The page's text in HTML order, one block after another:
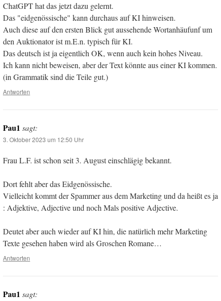
ChatGPT hat das jetzt dazu gelernt.
Das "eidgenössische" kann durchaus auf KI hinweisen.
Auch diese auf den ersten Blick gut aussehende Wortanhäufunf um
den Auktionator ist m.E.n. typisch für KI.
Das deutsch ist ja eigentlich OK, wenn auch kein hohes Niveau.
Ich kann nicht beweisen, aber der Text könnte aus einer KI kommen.
(in Grammatik sind die Teile gut.)
Antworten
Pau1 sagt:
3. Oktober 2023 um 12:50 Uhr
Frau L.F. ist schon seit 3. August einschlägig bekannt.
Dort fehlt aber das Eidgenössische.
Vielleicht kommt der Spammer aus dem Marketing und da heißt es ja
: Adjektive, Adjective und noch Mals positive Adjective.
Deutet aber auch wieder auf KI hin, die natürlich mehr Marketing
Texte gesehen haben wird als Groschen Romane…
Antworten
Pau1 sagt: